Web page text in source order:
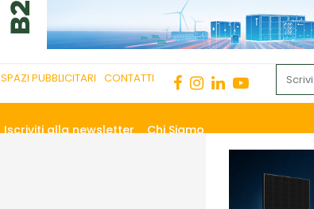
SPAZI PUBBLICITARI CONTATTI
Iscriviti alla newsletter Chi Siamo